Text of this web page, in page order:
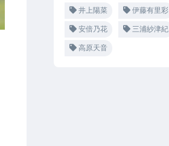
井上陽菜 伊藤有里彩
安倍乃花 三浦紗津紀
高原天音